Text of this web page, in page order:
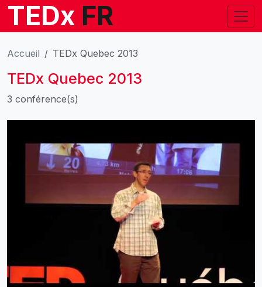
TEDx FR
Accueil TEDx Quebec 2013
TEDx Quebec 2013
3 conférence(s)